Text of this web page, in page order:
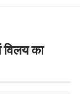
विलय का